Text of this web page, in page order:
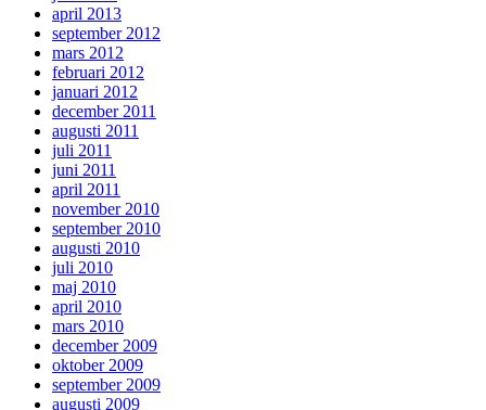
april 2013
september 2012
mars 2012
februari 2012
januari 2012
december 2011
augusti 2011
juli 2011
juni 2011
april 2011
november 2010
september 2010
augusti 2010
juli 2010
maj 2010
april 2010
mars 2010
december 2009
oktober 2009
september 2009
augusti 2009